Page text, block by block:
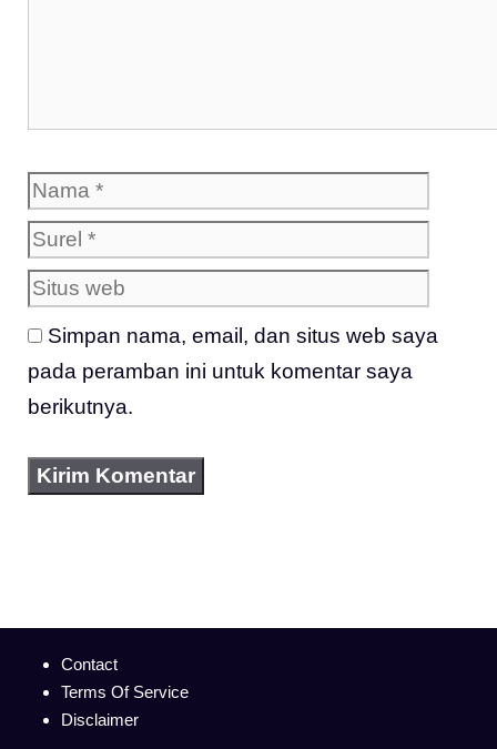
Nama
web
Simpan nama, email, dan situs web saya
pada peramban ini untuk komentar saya
berikutnya.
Contact
Terms Of Service
Disclaimer